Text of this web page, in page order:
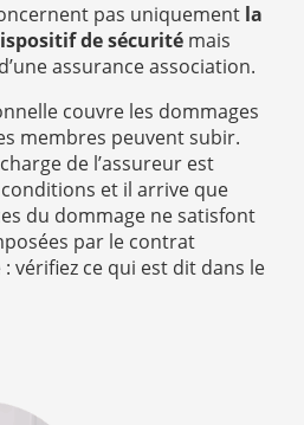
pas uniquement la
de sécurité mais
assurance association.
couvre les dommages
membres peuvent subir.
de l’assureur est
et il arrive que
du dommage ne satisfont
par le contrat
vérifiez ce qui est dit dans le